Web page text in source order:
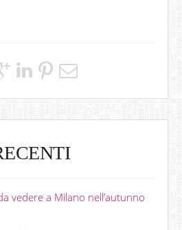
vedere a Milano nell’autunno